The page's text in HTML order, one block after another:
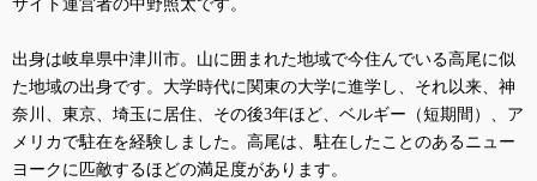
サイト運営者の中野照太です。
出身は岐阜県中津川市。山に囲まれた地域で今住んでいる高尾に似
た地域の出身です。大学時代に関東の大学に進学し、それ以来、神
奈川、東京、埼玉に居住、その後3年ほど、ベルギー（短期間）、ア
メリカで駐在を経験しました。高尾は、駐在したことのあるニュー
ヨークに匹敵するほどの満足度があります。